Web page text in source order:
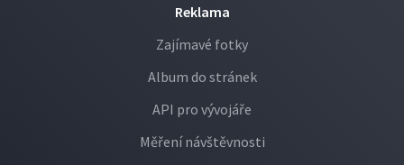
Reklama
Zajímavé fotky
Album do stránek
API pro vývojáře
Měření návštěvnosti